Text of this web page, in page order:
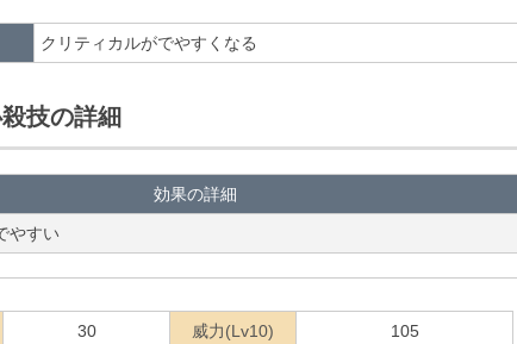
クリティカルがでやすくなる
技の詳細
効果の詳細
やすい
30 威力(Lv10)
105